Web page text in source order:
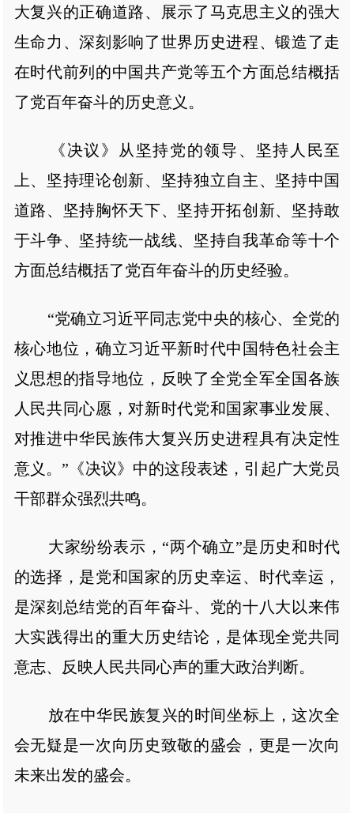
大复兴的正确道路、展示了马克思主义的强大
生命力、深刻影响了世界历史进程、锻造了走
在时代前列的中国共产党等五个方面总结概括
了党百年奋斗的历史意义。
《决议》从坚持党的领导、坚持人民至
上、坚持理论创新、坚持独立自主、坚持中国
道路、坚持胸怀天下、坚持开拓创新、坚持敢
于斗争、坚持统一战线、坚持自我革命等十个
方面总结概括了党百年奋斗的历史经验。
“党确立习近平同志党中央的核心、全党的
核心地位，确立习近平新时代中国特色社会主
义思想的指导地位，反映了全党全军全国各族
人民共同心愿，对新时代党和国家事业发展、
对推进中华民族伟大复兴历史进程具有决定性
意义。”《决议》中的这段表述，引起广大党员
干部群众强烈共鸣。
大家纷纷表示，“两个确立”是历史和时代
的选择，是党和国家的历史幸运、时代幸运，
是深刻总结党的百年奋斗、党的十八大以来伟
大实践得出的重大历史结论，是体现全党共同
意志、反映人民共同心声的重大政治判断。
放在中华民族复兴的时间坐标上，这次全
会无疑是一次向历史致敬的盛会，更是一次向
未来出发的盛会。